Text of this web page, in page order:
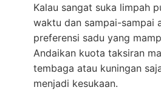
Kalau sangat suka limpah
waktu dan sampai-sampai
preferensi sadu yang
Andaikan kuota taksiran
tembaga atau kuningan
menjadi kesukaan.